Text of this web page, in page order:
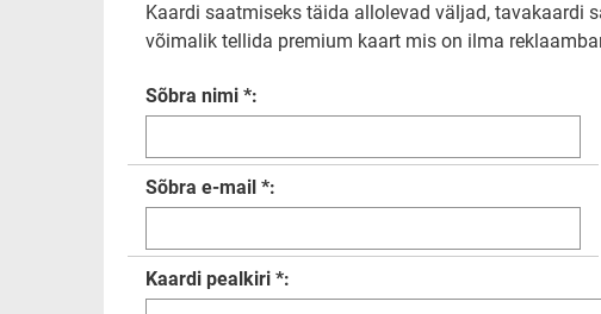
Kaardi saatmiseks täida allolevad väljad, tavakaardi
võimalik tellida premium kaart mis on ilma
Sõbra nimi *:
Sõbra e-mail *:
Kaardi pealkiri *: